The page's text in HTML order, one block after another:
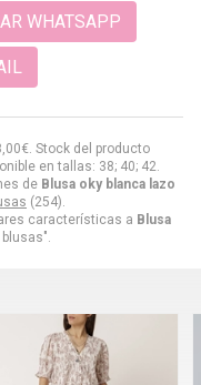
€. Stock del producto
en tallas: 38; 40; 42.
de Blusa oky blanca lazo
(254).
características a Blusa
WHATSAPP